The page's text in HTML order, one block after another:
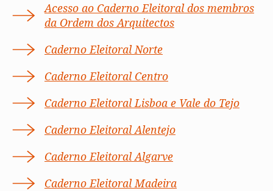
Acesso ao Caderno Eleitoral dos membros
da Ordem dos Arquitectos
Caderno Eleitoral Norte
Caderno Eleitoral Centro
Caderno Eleitoral Lisboa e Vale do Tejo
Caderno Eleitoral Alentejo
Caderno Eleitoral Algarve
Caderno Eleitoral Madeira